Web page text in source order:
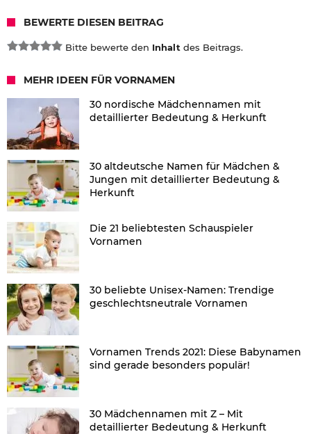
BEWERTE DIESEN BEITRAG
Bitte bewerte den Inhalt des Beitrags.
MEHR IDEEN FÜR VORNAMEN
30 nordische Mädchennamen mit
detaillierter Bedeutung & Herkunft
30 altdeutsche Namen für Mädchen &
Jungen mit detaillierter Bedeutung &
Herkunft
Die 21 beliebtesten Schauspieler
Vornamen
30 beliebte Unisex-Namen: Trendige
geschlechtsneutrale Vornamen
Vornamen Trends 2021: Diese Babynamen
sind gerade besonders populär!
30 Mädchennamen mit Z – Mit
detaillierter Bedeutung & Herkunft